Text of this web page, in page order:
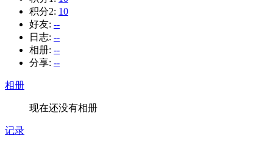
积分2: 10
好友: --
日志: --
相册: --
分享: --
相册
现在还没有相册
记录